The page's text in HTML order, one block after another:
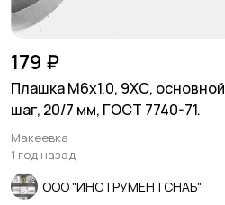
179 ₽
Плашка М6х1,0, 9ХС, основной
шаг, 20/7 мм, ГОСТ 7740-71.
Макеевка
1 год назад
ООО "ИНСТРУМЕНТСНАБ"